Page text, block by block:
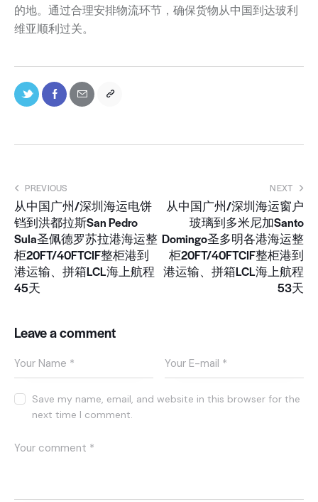
的地。通过合理安排物流环节，确保货物从中国到达玻利
维亚顺利过关。
PREVIOUS
从中国广州/深圳海运电饼
铛到洪都拉斯San Pedro
Sula圣佩德罗苏拉港海运整
柜20FT/40FTCIF整柜港到
港运输、拼箱LCL海上航程
45天
NEXT
从中国广州/深圳海运窗户
玻璃到多米尼加Santo
Domingo圣多明各港海运整
柜20FT/40FTCIF整柜港到
港运输、拼箱LCL海上航程
53天
Leave a comment
Save my name, email, and website in this browser for the
next time I comment.